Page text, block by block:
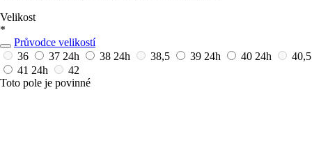
Velikost
*
Průvodce velikostí
36
37 24h 38 24h 38,5 39 24h 40 24h
40,5
41 24h
42
Toto pole je povinné